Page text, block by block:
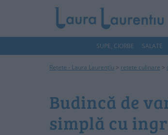
SUPE, CIORBE SALATE
Rețete - Laura Laurențiu > retete culinare >
Budincă de
simplă cu